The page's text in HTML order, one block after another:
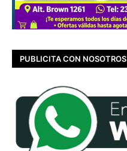
PUBLICITA CON NOSOTROS